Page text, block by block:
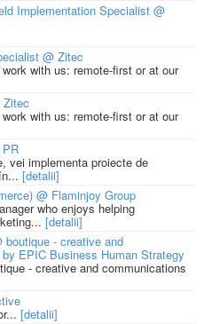
Implementation Specialist @
@ Zitec
with us: remote-first or at our
with us: remote-first or at our
vei implementa proiecte de
[detalii]
@ Flaminjoy Group
who enjoys helping
[detalii]
boutique - creative and
EPIC Business Human Strategy
- creative and communications
[detalii]